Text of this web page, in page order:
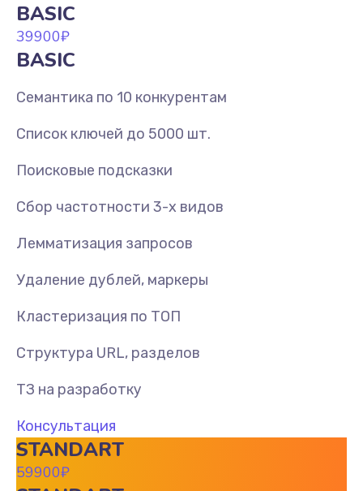
BASIC
39900₽
BASIC
Семантика по 10 конкурентам
Список ключей до 5000 шт.
Поисковые подсказки
Сбор частотности 3-х видов
Лемматизация запросов
Удаление дублей, маркеры
Кластеризация по ТОП
Структура URL, разделов
ТЗ на разработку
Консультация
STANDART
59900₽